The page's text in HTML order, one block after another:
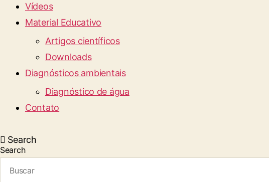
Vídeos
Material Educativo
Artigos científicos
Downloads
Diagnósticos ambientais
Diagnóstico de água
Contato
Search
Search